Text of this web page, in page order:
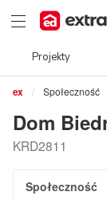
Projekty
Społeczność
Dom
KRD2811
Społeczność